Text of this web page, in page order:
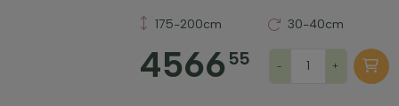
175-200cm 30-40cm
4566 55 - +